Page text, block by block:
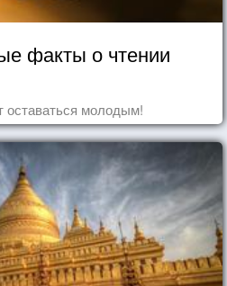
факты о чтении
оставаться молодым!